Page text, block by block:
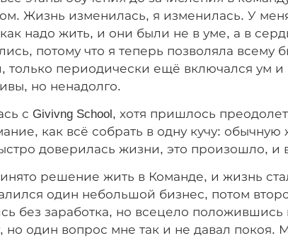
Жизнь изменилась, я изменилась. У
надо жить, и они были не в уме, а в
потому что я теперь позволяла всему
только периодически ещё включался ум и
но ненадолго.
с Givivng School, хотя пришлось
как всё собрать в одну кучу: обычную
доверилась жизни, это произошло, и
решение жить в Команде, и жизнь
один небольшой бизнес, потом
без заработка, но всецело положившись
но один вопрос мне так и не давал покоя.